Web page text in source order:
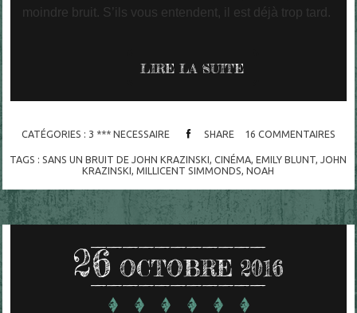
moindre bruit. S’ils vous entendent, il est déjà trop tard.
LIRE LA SUITE
CATÉGORIES : 3 *** NECESSAIRE SHARE 16 COMMENTAIRES
TAGS :SANS UN BRUIT DE JOHN KRAZINSKI,CINÉMA,EMILY BLUNT,JOHN
KRAZINSKI,MILLICENT SIMMONDS,NOAH
26 OCTOBRE 2016